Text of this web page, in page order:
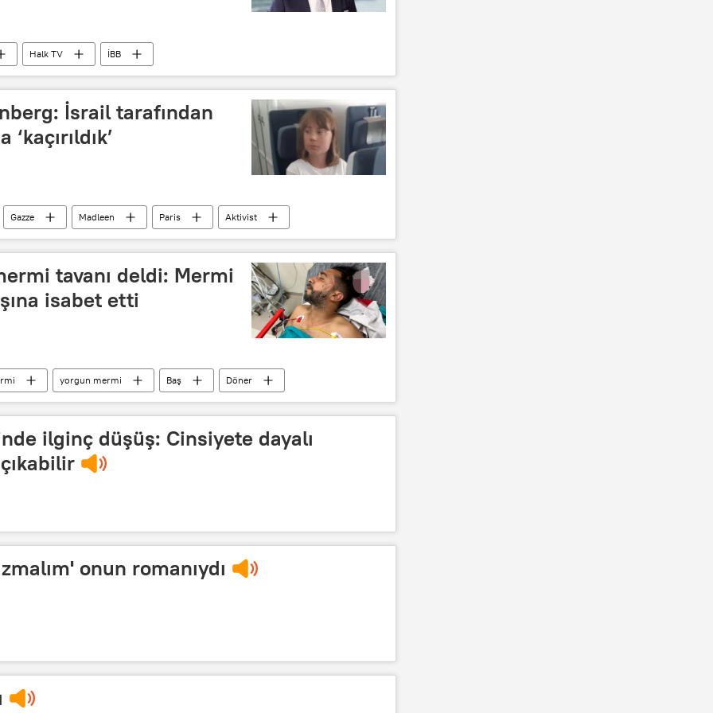
Halk TV
İBB
İBB Meclisi
Danışma Kurulu
Tiyatroları
İsrail tarafından
Gazze Madleen Paris
Aktivist
de Gaulle
tavanı deldi: Mermi
isabet etti
yorgun mermi Baş
Döner
ilginç düşüş: Cinsiyete dayalı
onun romanıydı